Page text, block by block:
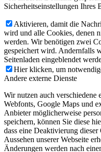
Sicherheitseinstellungen Ihres
Aktivieren, damit die
wird und alle Cookies, denen
werden. Wir benötigen zwei
gespeichert wird. Andernfalls
Seitenladen eingeblendet
Hier klicken, um
Andere externe Dienste
Wir nutzen auch verschiedene
Webfonts, Google Maps und
Anbieter möglicherweise
speichern, können Sie diese
dass eine Deaktivierung
Aussehen unserer Webseite
Änderungen werden nach